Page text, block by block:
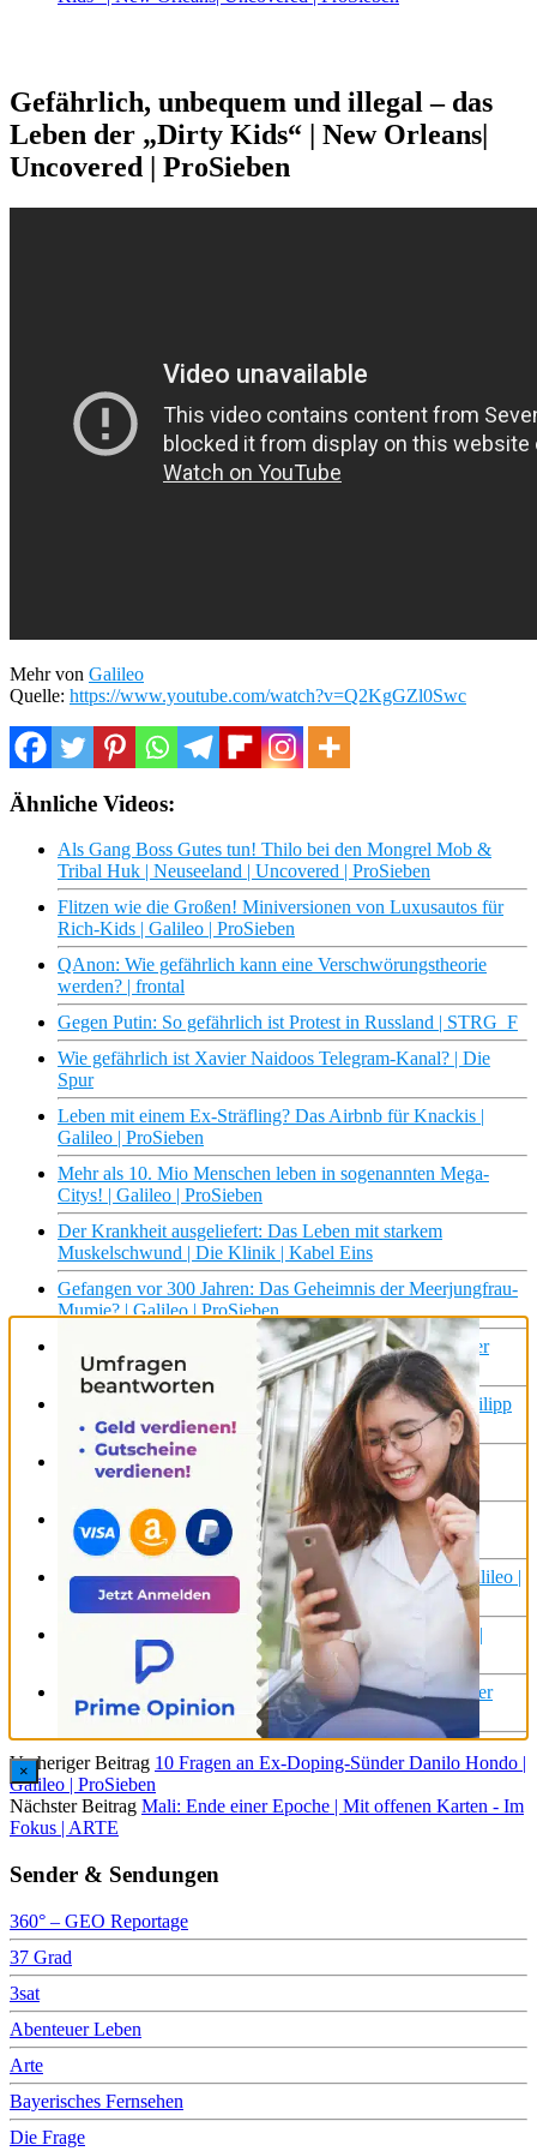
Gefährlich, unbequem und illegal – das
Leben der „Dirty Kids“ | New Orleans|
Uncovered | ProSieben
Mehr von Galileo
Quelle: https://www.youtube.com/watch?v=Q2KgGZl0Swc
Ähnliche Videos:
Als Gang Boss Gutes tun! Thilo bei den Mongrel Mob &
Tribal Huk | Neuseeland | Uncovered | ProSieben
Flitzen wie die Großen! Miniversionen von Luxusautos für
Rich-Kids | Galileo | ProSieben
QAnon: Wie gefährlich kann eine Verschwörungstheorie
werden? | frontal
Gegen Putin: So gefährlich ist Protest in Russland | STRG_F
Wie gefährlich ist Xavier Naidoos Telegram-Kanal? | Die
Spur
Leben mit einem Ex-Sträfling? Das Airbnb für Knackis |
Galileo | ProSieben
Mehr als 10. Mio Menschen leben in sogenannten Mega-
Citys! | Galileo | ProSieben
Der Krankheit ausgeliefert: Das Leben mit starkem
Muskelschwund | Die Klinik | Kabel Eins
Gefangen vor 300 Jahren: Das Geheimnis der Meerjungfrau-
Mumie? | Galileo | ProSieben
Sauerstoffmangel bei der Arbeit in der höchsten Stadt der
Welt | Galileo | ProSieben
Wenn das Leben zu Ende geht – so hilft Palliativarzt Philipp
Sterbenden I 37 Grad
Lettland, Estland, Litauen – das Leben in Russlands
Nachbarländern
„Mein Vater wollte CHILE helfen“ – Das Leben von
PINOCHET Tochter | Doku | Real Stories
Circus Roncalli: Das Geheimnis hinter dem Erfolg! | Galileo |
ProSieben
Diebstahl: Was tun, wenn das E-bike gestohlen wurde? |
Galileo | ProSieben
Instabox! Der vielleicht unkomplizierteste Paketdienst der
Welt? | Galileo | ProSieben
Vorheriger Beitrag 10 Fragen an Ex-Doping-Sünder Danilo Hondo |
Galileo | ProSieben
Nächster Beitrag Mali: Ende einer Epoche | Mit offenen Karten - Im
Fokus | ARTE
Sender & Sendungen
360° – GEO Reportage
37 Grad
3sat
Abenteuer Leben
Arte
Bayerisches Fernsehen
Die Frage
×